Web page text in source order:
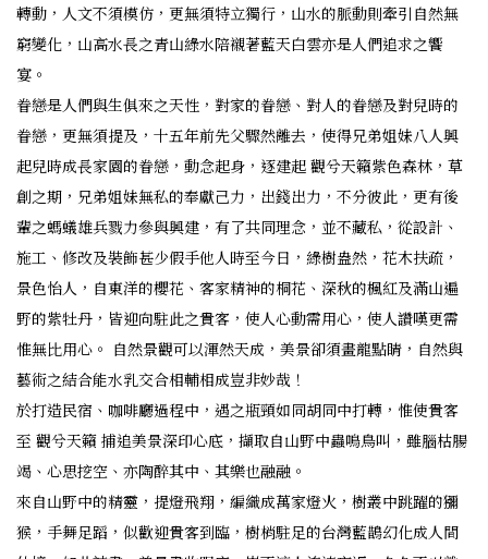
轉動，人文不須模仿，更無須特立獨行，山水的脈動則牽引自然無
窮變化，山高水長之青山綠水陪襯著藍天白雲亦是人們追求之饗
宴。
眷戀是人們與生俱來之天性，對家的眷戀、對人的眷戀及對兒時的
眷戀，更無須提及，十五年前先父驟然離去，使得兄弟姐妹八人興
起兒時成長家園的眷戀，動念起身，逐建起 觀兮天籟紫色森林，草
創之期，兄弟姐妹無私的奉獻己力，出錢出力，不分彼此，更有後
輩之螞蟻雄兵戮力參與興建，有了共同理念，並不藏私，從設計、
施工、修改及裝飾甚少假手他人時至今日，綠樹盎然，花木扶疏，
景色怡人，自東洋的櫻花、客家精神的桐花、深秋的楓紅及滿山遍
野的紫牡丹，皆迎向駐此之貴客，使人心動需用心，使人讚嘆更需
惟無比用心。 自然景觀可以渾然天成，美景卻須畫龍點睛，自然與
藝術之結合能水乳交合相輔相成豈非妙哉！
於打造民宿、咖啡廳過程中，遇之瓶頸如同胡同中打轉，惟使貴客
至 觀兮天籟 捕追美景深印心底，擷取自山野中蟲鳴鳥叫，雖腦枯腸
竭、心思挖空、亦陶醉其中、其樂也融融。
來自山野中的精靈，提燈飛翔，編織成萬家燈火，樹叢中跳躍的獼
猴，手舞足蹈，似歡迎貴客到臨，樹梢駐足的台灣藍鵲幻化成人間